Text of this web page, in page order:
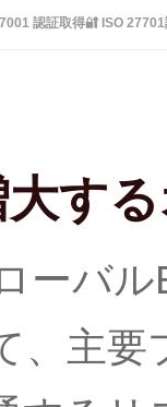
認証取得🔐 ISO
す
ーバ
、主要